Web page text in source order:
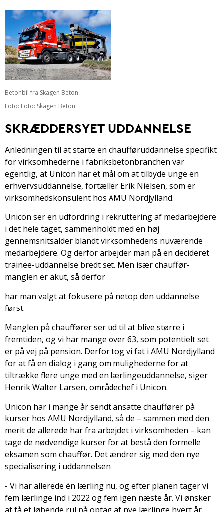
Betonbil fra Skagen Beton.
Foto: Foto: Skagen Beton
SKRÆDDERSYET UDDANNELSE
Anledningen til at starte en chaufføruddannelse specifikt
for virksomhederne i fabriksbetonbranchen var
egentlig, at Unicon har et mål om at tilbyde unge en
erhvervsuddannelse, fortæller Erik Nielsen, som er
virksomhedskonsulent hos AMU Nordjylland.
Unicon ser en udfordring i rekruttering af medarbejdere
i det hele taget, sammenholdt med en høj
gennemsnitsalder blandt virksomhedens nuværende
medarbejdere. Og derfor arbejder man på en decideret
trainee-uddannelse bredt set. Men især chauffør-
manglen er akut, så derfor
har man valgt at fokusere på netop den uddannelse
først.
Manglen på chauffører ser ud til at blive større i
fremtiden, og vi har mange over 63, som potentielt set
er på vej på pension. Derfor tog vi fat i AMU Nordjylland
for at få en dialog i gang om mulighederne for at
tiltrække flere unge med en lærlingeuddannelse, siger
Henrik Walter Larsen, områdechef i Unicon.
Unicon har i mange år sendt ansatte chauffører på
kurser hos AMU Nordjylland, så de – sammen med den
merit de allerede har fra arbejdet i virksomheden – kan
tage de nødvendige kurser for at bestå den formelle
eksamen som chauffør. Det ændrer sig med den nye
specialisering i uddannelsen.
- Vi har allerede én lærling nu, og efter planen tager vi
fem lærlinge ind i 2022 og fem igen næste år. Vi ønsker
at få et løbende rul på optag af nye lærlinge hvert år.